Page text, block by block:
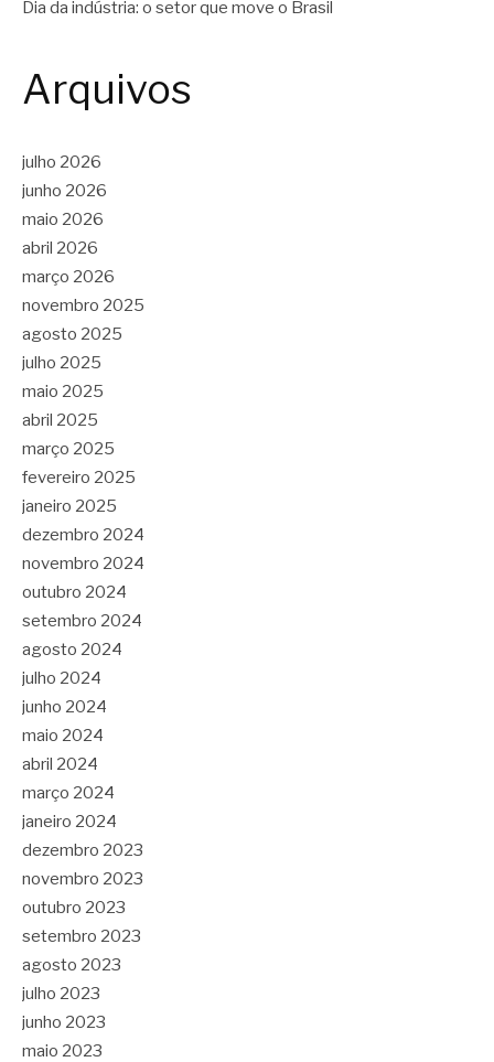
Dia da indústria: o setor que move o Brasil
Arquivos
julho 2026
junho 2026
maio 2026
abril 2026
março 2026
novembro 2025
agosto 2025
julho 2025
maio 2025
abril 2025
março 2025
fevereiro 2025
janeiro 2025
dezembro 2024
novembro 2024
outubro 2024
setembro 2024
agosto 2024
julho 2024
junho 2024
maio 2024
abril 2024
março 2024
janeiro 2024
dezembro 2023
novembro 2023
outubro 2023
setembro 2023
agosto 2023
julho 2023
junho 2023
maio 2023